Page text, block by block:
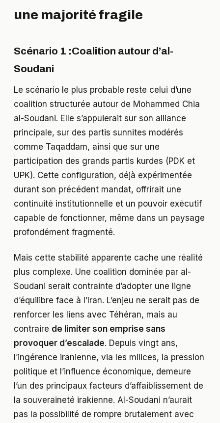
une majorité fragile
Scénario 1 :​​Coalition autour d’al-
Soudani
Le scénario le plus probable reste celui d’une
coalition structurée autour de Mohammed Chia
al-Soudani. Elle s’appuierait sur son alliance
principale, sur des partis sunnites modérés
comme Taqaddam, ainsi que sur une
participation des grands partis kurdes (PDK et
UPK). Cette configuration, déjà expérimentée
durant son précédent mandat, offrirait une
continuité institutionnelle et un pouvoir exécutif
capable de fonctionner, même dans un paysage
profondément fragmenté.
Mais cette stabilité apparente cache une réalité
plus complexe. Une coalition dominée par al-
Soudani serait contrainte d’adopter une ligne
d’équilibre face à l’Iran. L’enjeu ne serait pas de
renforcer les liens avec Téhéran, mais au
contraire de limiter son emprise sans
provoquer d’escalade. Depuis vingt ans,
l’ingérence iranienne, via les milices, la pression
politique et l’influence économique, demeure
l’un des principaux facteurs d’affaiblissement de
la souveraineté irakienne. Al-Soudani n’aurait
pas la possibilité de rompre brutalement avec